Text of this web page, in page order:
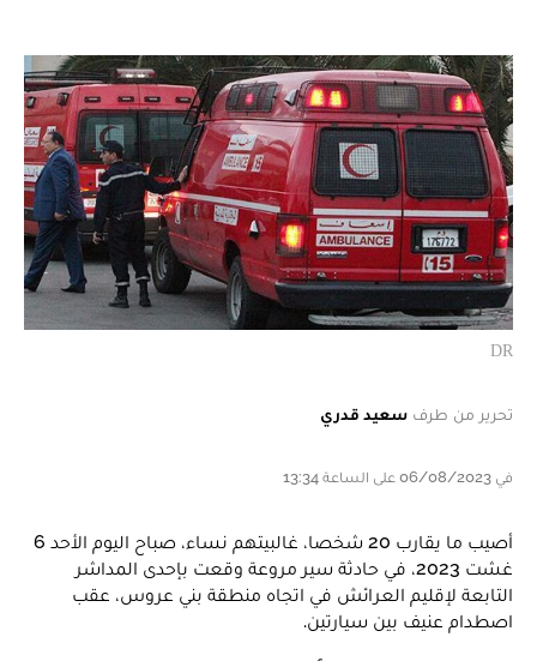
DR
تحرير من طرف سعيد قدري
في 06/08/2023 على الساعة 13:34
أصيب ما يقارب 20 شخصا، غالبيتهم نساء، صباح اليوم الأحد 6
غشت 2023، في حادثة سير مروعة وقعت بإحدى المداشر
التابعة لإقليم العرائش في اتجاه منطقة بني عروس، عقب
اصطدام عنيف بين سيارتين.